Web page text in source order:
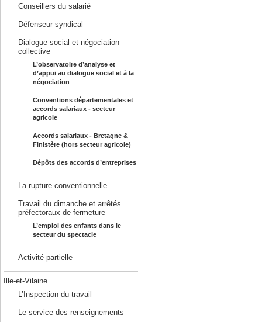
Conseillers du salarié
Défenseur syndical
Dialogue social et négociation
collective
L’observatoire d’analyse et
d’appui au dialogue social et à la
négociation
Conventions départementales et
accords salariaux - secteur
agricole
Accords salariaux - Bretagne &
Finistère (hors secteur agricole)
Dépôts des accords d’entreprises
La rupture conventionnelle
Travail du dimanche et arrêtés
préfectoraux de fermeture
L’emploi des enfants dans le
secteur du spectacle
Activité partielle
Ille-et-Vilaine
L’Inspection du travail
Le service des renseignements